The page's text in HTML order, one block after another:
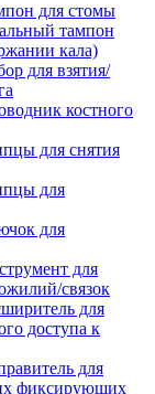
для стомы
тампон
кала)
для взятия/
костного
для снятия
для
для
для
связок
для
доступа к
для
фиксирующих